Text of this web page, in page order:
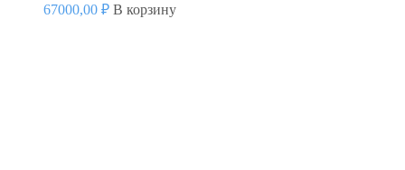
67000,00 ₽ В корзину